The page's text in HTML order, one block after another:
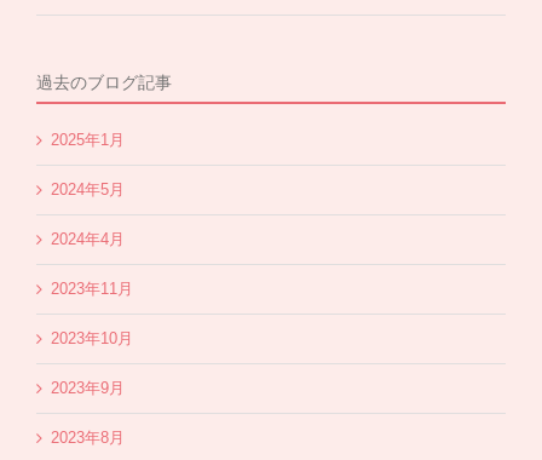
過去のブログ記事
2025年1月
2024年5月
2024年4月
2023年11月
2023年10月
2023年9月
2023年8月